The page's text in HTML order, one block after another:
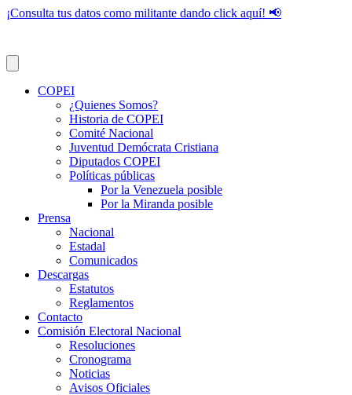
¡Consulta tus datos como militante dando click aquí! 📢
COPEI
¿Quienes Somos?
Historia de COPEI
Comité Nacional
Juventud Demócrata Cristiana
Diputados COPEI
Políticas públicas
Por la Venezuela posible
Por la Miranda posible
Prensa
Nacional
Estadal
Comunicados
Descargas
Estatutos
Reglamentos
Contacto
Comisión Electoral Nacional
Resoluciones
Cronograma
Noticias
Avisos Oficiales